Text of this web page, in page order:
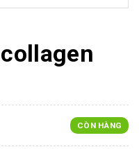
CÒN HÀNG